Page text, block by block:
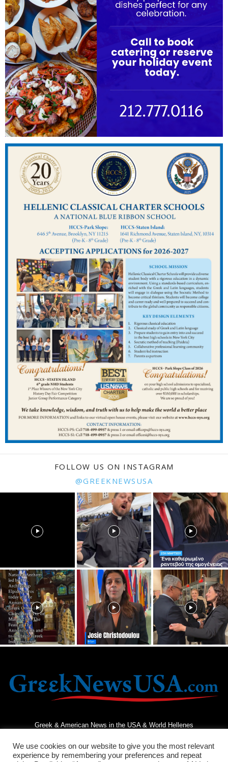
FOLLOW US ON INSTAGRAM
@GREEKNEWSUSA
Greek & American News in the USA & World Hellenes
We use cookies on our website to give you the most relevant
experience by remembering your preferences and repeat